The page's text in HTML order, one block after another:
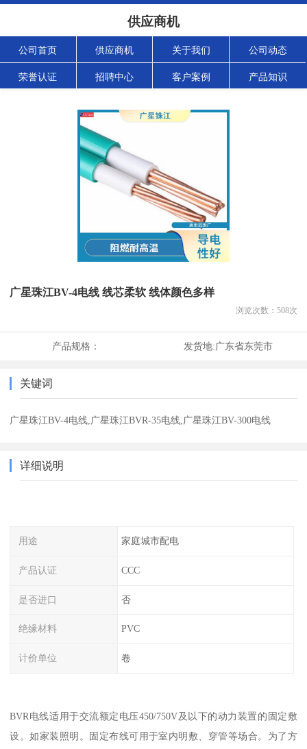
供应商机
公司首页 供应商机 关于我们 公司动态
荣誉认证 招聘中心 客户案例 产品知识
广星珠江BV-4电线 线芯柔软 线体颜色多样
浏览次数： 508次
产品规格： 发货地:广东省东莞市
关键词
广星珠江BV-4电线,广星珠江BVR-35电线,广星珠江BV-300电线
详细说明
用途 家庭城市配电
产品认证 CCC
是否进口 否
绝缘材料 PVC
计价单位 卷
BVR电线适用于交流额定电压450/750V及以下的动力装置的固定敷
设。如家装照明。固定布线可用于室内明敷、穿管等场合。为了方